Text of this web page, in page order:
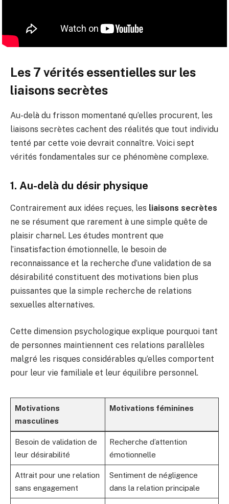
Les 7 vérités essentielles sur les
liaisons secrètes
Au-delà du frisson momentané qu’elles procurent, les
liaisons secrètes cachent des réalités que tout individu
tenté par cette voie devrait connaître. Voici sept
vérités fondamentales sur ce phénomène complexe.
1. Au-delà du désir physique
Contrairement aux idées reçues, les liaisons secrètes
ne se résument que rarement à une simple quête de
plaisir charnel. Les études montrent que
l’insatisfaction émotionnelle, le besoin de
reconnaissance et la recherche d’une validation de sa
désirabilité constituent des motivations bien plus
puissantes que la simple recherche de relations
sexuelles alternatives.
Cette dimension psychologique explique pourquoi tant
de personnes maintiennent ces relations parallèles
malgré les risques considérables qu’elles comportent
pour leur vie familiale et leur équilibre personnel.
Motivations
masculines
Motivations féminines
Besoin de validation de
leur désirabilité
Recherche d’attention
émotionnelle
Attrait pour une relation
sans engagement
Sentiment de négligence
dans la relation principale